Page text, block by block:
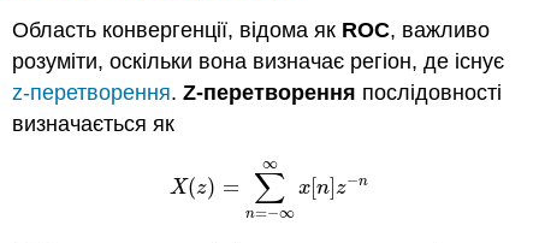
Область конвергенції, відома як ROC, важливо
розуміти, оскільки вона визначає регіон, де існує
z-перетворення.Z-перетворення послідовності
визначається як
X(z) = ∑
n=−∞
∞
x[ n] z−n
X(z)= ∑n =− ∞x[n]z−n